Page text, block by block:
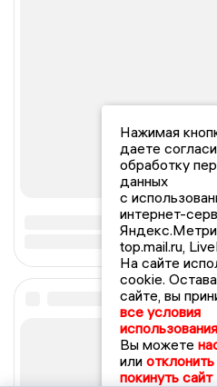
Нажимая
даете
обработку
данных
с
интернет-
top.mail.ru,
На сайте
cookie.
сайте, вы
все условия
Вы можете
или отклонить
покинуть сайт